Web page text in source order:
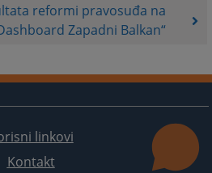
reformi pravosuđa na
Zapadni Balkan“
linkovi
Kontakt